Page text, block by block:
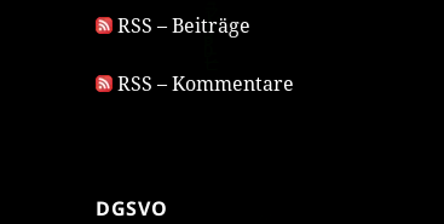
RSS – Beiträge
RSS – Kommentare
DGSVO